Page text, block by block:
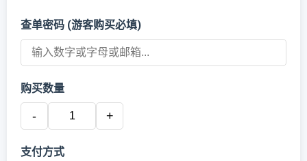
查单密码 (游客购买必填)
购买数量
- +
支付方式